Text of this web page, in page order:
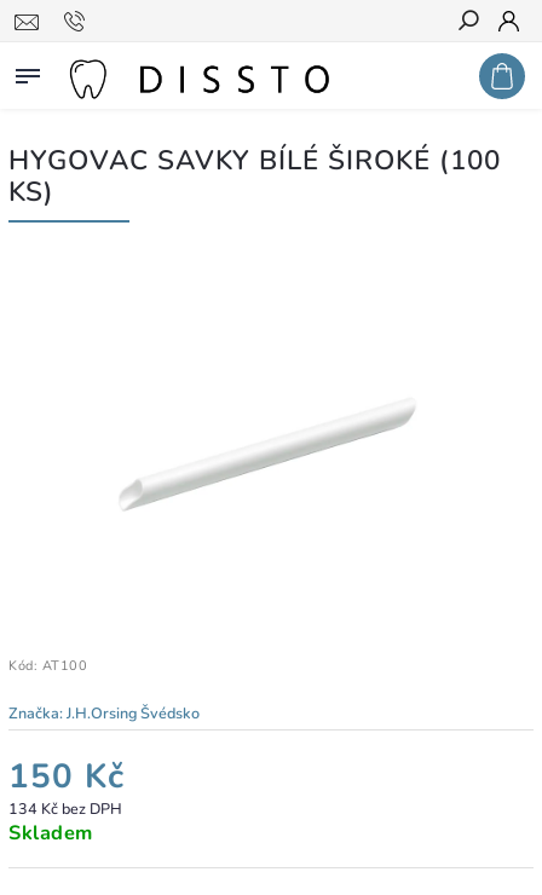
Hledat
HYGOVAC SAVKY BÍLÉ ŠIROKÉ (100
KS)
Kód: AT100
Značka:J.H.Orsing Švédsko
150 Kč
134 Kč bez DPH
Skladem